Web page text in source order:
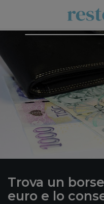
Trova un
euro e lo